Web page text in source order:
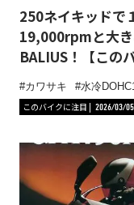
250ネイキッドで
19,000rpmと大
BALIUS！【この
カワサキ 水冷
このバイクに注目
2026/03/05